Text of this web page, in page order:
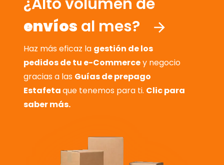
envíos al mes?
Haz más eficaz la gestión de los
pedidos de tu e-Commercey negocio
gracias a las Guías de prepago
Estafetaque tenemos para ti. Clic para
saber más.